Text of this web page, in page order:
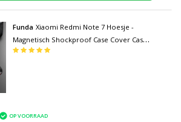
Funda Xiaomi Redmi Note 7 Hoesje -
Magnetisch Shockproof Case Cover Cas
TPU Rood + Kickstand
OP VOORRAAD